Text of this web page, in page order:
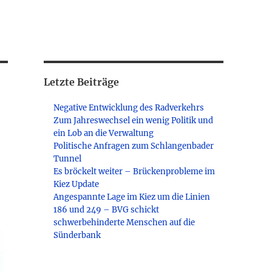
Letzte Beiträge
Negative Entwicklung des Radverkehrs
Zum Jahreswechsel ein wenig Politik und
ein Lob an die Verwaltung
Politische Anfragen zum Schlangenbader
Tunnel
Es bröckelt weiter – Brückenprobleme im
Kiez Update
Angespannte Lage im Kiez um die Linien
186 und 249 – BVG schickt
schwerbehinderte Menschen auf die
Sünderbank